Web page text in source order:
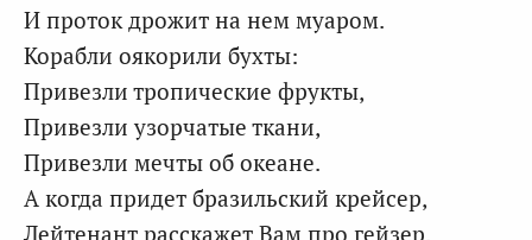
И проток дрожит на нем муаром.
Корабли оякорили бухты:
Привезли тропические фрукты,
Привезли узорчатые ткани,
Привезли мечты об океане.
А когда придет бразильский крейсер,
Лейтенант расскажет Вам про гейзер.